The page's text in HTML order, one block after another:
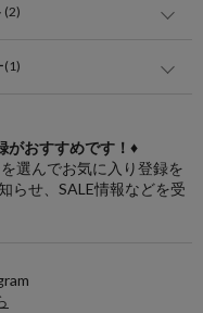
(2)
(1)
がおすすめです！♦
選んでお気に入り登録を
らせ、SALE情報などを受